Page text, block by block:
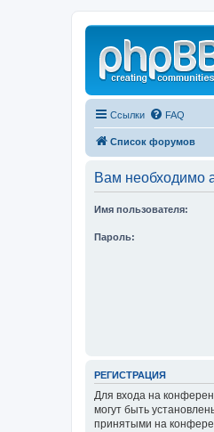
Ссылки FAQ
Список форумов
Вам необходимо
Имя пользователя:
Пароль:
РЕГИСТРАЦИЯ
Для входа на
могут быть
принятыми на